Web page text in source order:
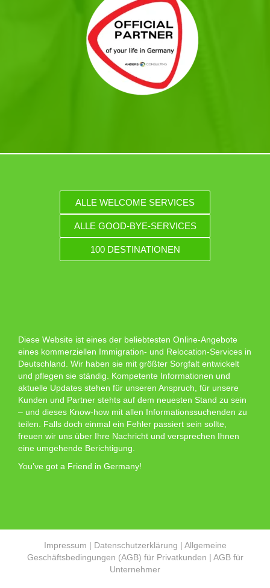
ALLE WELCOME SERVICES
ALLE GOOD-BYE-SERVICES
100 DESTINATIONEN
Diese Website ist eines der beliebtesten Online-Angebote
eines kommerziellen Immigration- und Relocation-Services in
Deutschland. Wir haben sie mit größter Sorgfalt entwickelt
und pflegen sie ständig. Kompetente Informationen und
aktuelle Updates stehen für unseren Anspruch, für unsere
Kunden und Partner stehts auf dem neuesten Stand zu sein
– und dieses Know-how mit allen Informationssuchenden zu
teilen. Falls doch einmal ein Fehler passiert sein sollte,
freuen wir uns über Ihre Nachricht und versprechen Ihnen
eine umgehende Berichtigung.
You’ve got a Friend in Germany!
Impressum | Datenschutzerklärung | Allgemeine
Geschäftsbedingungen (AGB) für Privatkunden | AGB für
Unternehmer